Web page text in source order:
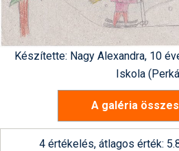
Készítette: Nagy Alexandra, 10
Iskola
A galéria
4 értékelés, átlagos érték: